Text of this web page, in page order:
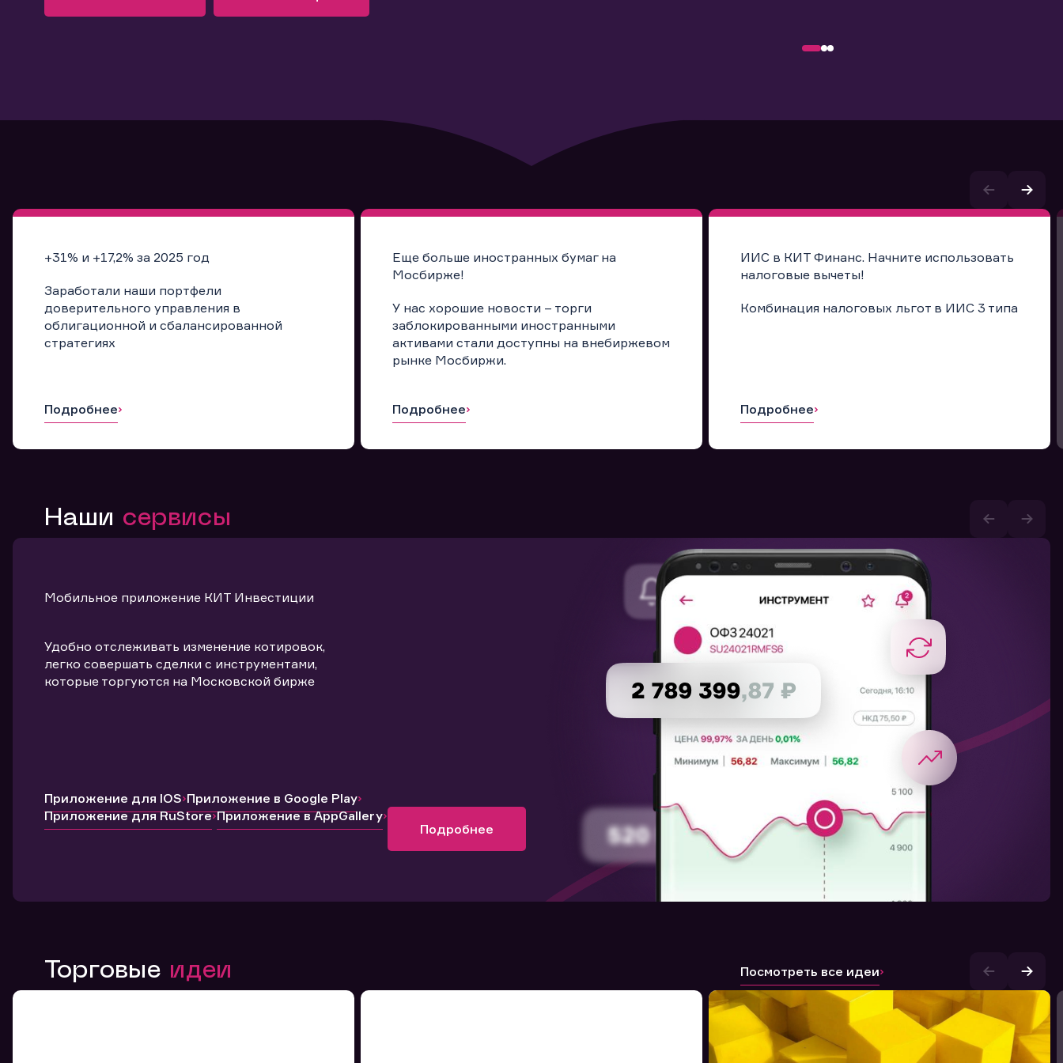
+31% и +17,2% за 2025 год
Заработали наши портфели
доверительного управления в
облигационной и сбалансированной
стратегиях
Подробнее
Еще больше иностранных бумаг на
Мосбирже!
У нас хорошие новости – торги
заблокированными иностранными
активами стали доступны на внебиржевом
рынке Мосбиржи.
Подробнее
ИИС в КИТ Финанс. Начните использовать
налоговые вычеты!
Комбинация налоговых льгот в ИИС 3 типа
Подробнее
Наши сервисы
Мобильное приложение КИТ Инвестиции
Удобно отслеживать изменение котировок,
легко совершать сделки с инструментами,
которые торгуются на Московской бирже
Приложение для IOS Приложение в Google Play
Приложение для RuStore Приложение в AppGallery
Подробнее
Торговые идеи Посмотреть все идеи